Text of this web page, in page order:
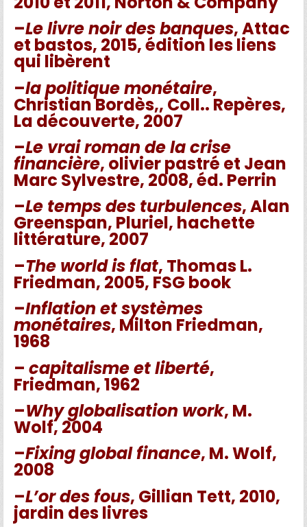
–Le livre noir des banques, Attac
et bastos, 2015, édition les liens
qui libèrent
–la politique monétaire,
Christian Bordès,, Coll.. Repères,
La découverte, 2007
–Le vrai roman de la crise
financière, olivier pastré et Jean
Marc Sylvestre, 2008, éd. Perrin
–Le temps des turbulences, Alan
Greenspan, Pluriel, hachette
littérature, 2007
–The world is flat, Thomas L.
Friedman, 2005, FSG book
–Inflation et systèmes
monétaires, Milton Friedman,
1968
–capitalisme et liberté,
Friedman, 1962
–Why globalisation work, M.
Wolf, 2004
–Fixing global finance, M. Wolf,
2008
–L’or des fous, Gillian Tett, 2010,
jardin des livres